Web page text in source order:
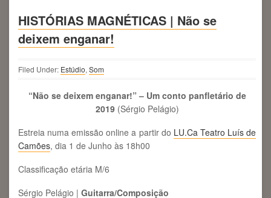
HISTÓRIAS MAGNÉTICAS | Não se
deixem enganar!
Filed Under: Estúdio, Som
“Não se deixem enganar!” – Um conto panfletário de
2019(Sérgio Pelágio)
Estreia numa emissão online a partir do LU.Ca Teatro Luís de
Camões, dia 1 de Junho às 18h00
Classificação etária M/6
Sérgio Pelágio | Guitarra/Composição